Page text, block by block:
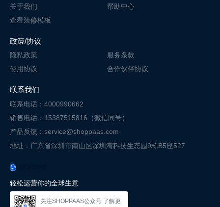
轻松运营你的全球生意
关注SHOPPAAS公众号 了解更
关于我们
帮助中心
查看装修模板
政策/协议
隐私政策
服务条款
使用协议
合作伙伴协议
联系我们
联系电话：4000990662
销售电话：15387515816（微信同号）
产品反馈：service@shoppaas.com
地址：广东省深圳市南山区深圳湾科技生态园9栋B5座527